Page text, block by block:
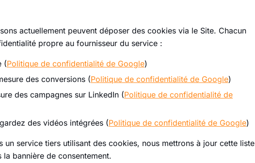
actuellement peuvent déposer des cookies via le Site. Chacun
propre au fournisseur du service :
(Politique de confidentialité de Google)
des conversions (Politique de confidentialité de Google)
des campagnes sur LinkedIn (Politique de confidentialité de
des vidéos intégrées (Politique de confidentialité de Google)
un service tiers utilisant des cookies, nous mettrons à jour cette liste
bannière de consentement.